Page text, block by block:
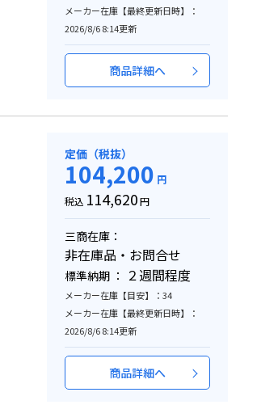
メーカー在庫【最終更新日時】：
2026/8/6 8:14更新
商品詳細へ
定価（税抜）
104,200 円
税込 114,620円
三商在庫：
非在庫品・お問合せ
標準納期 ： ２週間程度
メーカー在庫【目安】：34
メーカー在庫【最終更新日時】：
2026/8/6 8:14更新
商品詳細へ